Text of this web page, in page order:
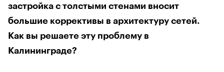
застройка с толстыми стенами вносит
большие коррективы в архитектуру сетей.
Как вы решаете эту проблему в
Калининграде?